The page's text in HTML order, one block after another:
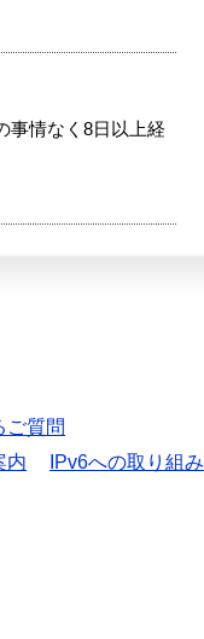
事情なく8日以上経
ご質問
内
IPv6への取り組み